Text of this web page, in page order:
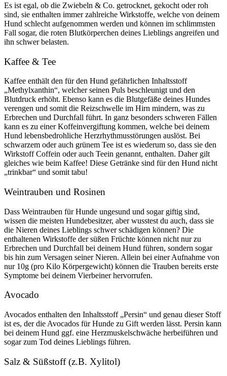
Es ist egal, ob die Zwiebeln & Co. getrocknet, gekocht oder roh
sind, sie enthalten immer zahlreiche Wirkstoffe, welche von deinem
Hund schlecht aufgenommen werden und können im schlimmsten
Fall sogar, die roten Blutkörperchen deines Lieblings angreifen und
ihn schwer belasten.
Kaffee & Tee
Kaffee enthält den für den Hund gefährlichen Inhaltsstoff
„Methylxanthin“, welcher seinen Puls beschleunigt und den
Blutdruck erhöht. Ebenso kann es die Blutgefäße deines Hundes
verengen und somit die Reizschwelle im Hirn mindern, was zu
Erbrechen und Durchfall führt. In ganz besonders schweren Fällen
kann es zu einer Koffeinvergiftung kommen, welche bei deinem
Hund lebensbedrohliche Herzrhythmusstörungen auslöst. Bei
schwarzem oder auch grünem Tee ist es wiederum so, dass sie den
Wirkstoff Coffein oder auch Teein genannt, enthalten. Daher gilt
gleiches wie beim Kaffee! Diese Getränke sind für den Hund nicht
„trinkbar“ und somit tabu!
Weintrauben und Rosinen
Dass Weintrauben für Hunde ungesund und sogar giftig sind,
wissen die meisten Hundebesitzer, aber wusstest du auch, dass sie
die Nieren deines Lieblings schwer schädigen können? Die
enthaltenen Wirkstoffe der süßen Früchte können nicht nur zu
Erbrechen und Durchfall bei deinem Hund führen, sondern sogar
bis hin zum Versagen seiner Nieren. Allein bei einer Aufnahme von
nur 10g (pro Kilo Körpergewicht) können die Trauben bereits erste
Symptome bei deinem Vierbeiner hervorrufen.
Avocado
Avocados enthalten den Inhaltsstoff „Persin“ und genau dieser Stoff
ist es, der die Avocados für Hunde zu Gift werden lässt. Persin kann
bei deinem Hund ggf. eine Herzmuskelschwäche herbeiführen und
sogar zum Tod deines Lieblings führen.
Salz & Süßstoff (z.B. Xylitol)